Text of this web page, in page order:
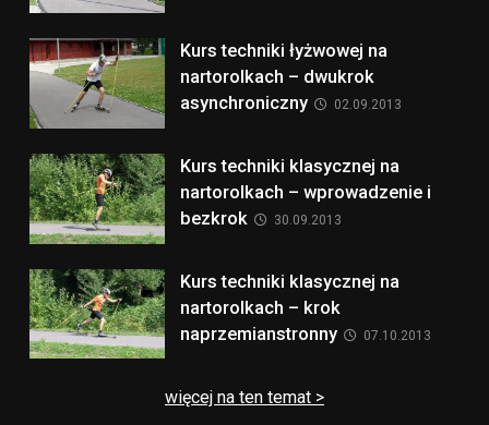
Kurs techniki łyżwowej na
nartorolkach – dwukrok
asynchroniczny
02.09.2013
Kurs techniki klasycznej na
nartorolkach – wprowadzenie i
bezkrok
30.09.2013
Kurs techniki klasycznej na
nartorolkach – krok
naprzemianstronny
07.10.2013
więcej na ten temat >